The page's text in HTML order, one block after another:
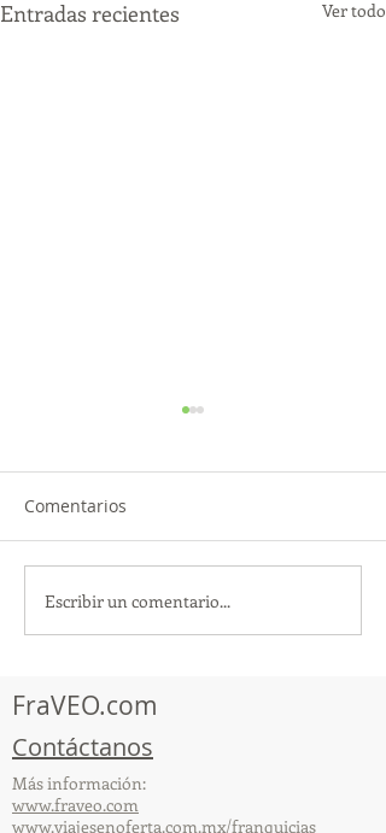
Entradas recientes Ver todo
TourTravelynByFraveo
participó en la
Comentarios
Escribir un comentario...
FraVEO.com
Contáctanos
Más información:
www.fraveo.com
www.viajesenoferta.com.mx/franquicias